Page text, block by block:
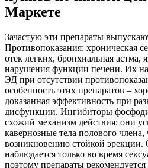
Маркете
Зачастую эти препараты
Противопоказания: хроническая
отек легких, бронхиальная
нарушения функции печени. Их
ЭД при отсутствии
особенность этих препаратов –
доказанная эффективность при
дисфункции. Ингибиторы
схожий механизм действия: они
кавернозные тела полового члена,
возникновению стойкой эрекции.
наблюдается только во время
поэтому препараты